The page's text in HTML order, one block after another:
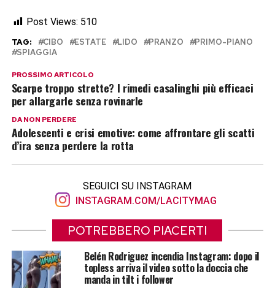
Post Views: 510
TAG: CIBO ESTATE LIDO PRANZO
PRIMO-PIANO
SPIAGGIA
PROSSIMO ARTICOLO
Scarpe troppo strette? I rimedi casalinghi più efficaci
per allargarle senza rovinarle
DA NON PERDERE
Adolescenti e crisi emotive: come affrontare gli scatti
d’ira senza perdere la rotta
SEGUICI SU INSTAGRAM
INSTAGRAM.COM/LACITYMAG
POTREBBERO PIACERTI
Belén Rodriguez incendia Instagram: dopo il
topless arriva il video sotto la doccia che
manda in tilt i follower